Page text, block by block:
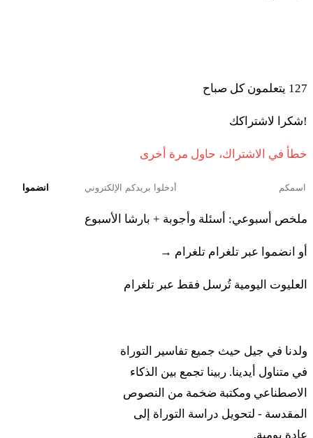
١٧ فْلاقَح هَكّوهين مايِم قْدوشيم بِخْلي حارِس أومِن هِعافار
וְלָקַח הַכֹּהֵן מַיִם קְדֹשִׁים בִּכְלִי חָרֶשׂ וּמִן הֶעָפָר
روش هاإِشّا فْناتَن عَل كَبِّيها إيت مِنْحَت هَزِّكّارون مِنْحَت
قْناؤوت هي أوبْيَد هَكّوهين يِهْيو ميه هَمّاريم هَمْآرَريم
רֹאשׁ הָאִשָּׁה וְנָתַן עַל כַּפֶּיהָ אֵת מִנְחַת הַזִּכָּרוֹן
מִנְחַת קְנָאֹת הִוא וּבְיַד הַכֹּהֵן יִהְיוּ מֵי הַמָּרִים
הַמְאָרֲרִים׃
127 يتعلمون كل صباح
!شكرا لاشتراكك
خطأ في الاشتراك، حاول مرة أخرى
انضموا
ملخص أسبوعي: أسئلة وأجوبة + بارشا الأسبوع
أو انضموا عبر تلغرام تلغرام →
العليوت اليومية تُرسل فقط عبر تلغرام
ولدنا في جيل حيث جميع تفاسير التوراة
في متناول أيدينا. ربينا تجمع بين الذكاء
الاصطناعي ومكتبة ضخمة من النصوص
المقدسة - لتحويل دراسة التوراة إلى
عادة يومية.